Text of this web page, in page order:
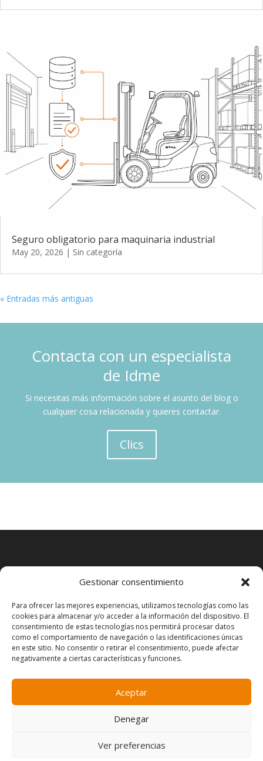
Gestionar consentimiento
Para ofrecer las mejores experiencias, utilizamos tecnologías como las
cookies para almacenar y/o acceder a la información del dispositivo. El
consentimiento de estas tecnologías nos permitirá procesar datos
como el comportamiento de navegación o las identificaciones únicas
en este sitio. No consentir o retirar el consentimiento, puede afectar
negativamente a ciertas características y funciones.
Aceptar
Denegar
Ver preferencias
Seguro obligatorio para maquinaria industrial
May 20, 2026 | Sin categoría
« Entradas más antiguas
Contacta con un especialista
de Idme
Si necesitas más información sobre el asunto del blog o
cualquier cosa relacionada y quieres contactar.
Clics
Política de Cookies
Política de Privacidad
Declaración de Accesibilidad